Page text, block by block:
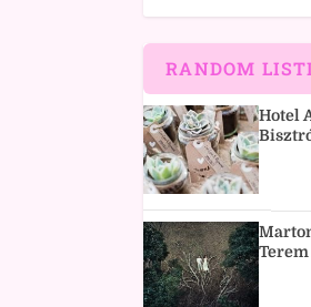
RANDOM
Hotel